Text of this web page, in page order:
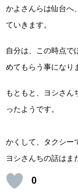
かよさんらは仙台へ、
ていきます。
自分は、この時点で
めてもらう事になり
もともと、ヨシさん
ったようです。
かくして、タクシー
ヨシさんちの話はま
0